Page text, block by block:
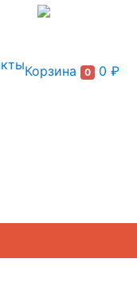
Корзина 0 0 ₽